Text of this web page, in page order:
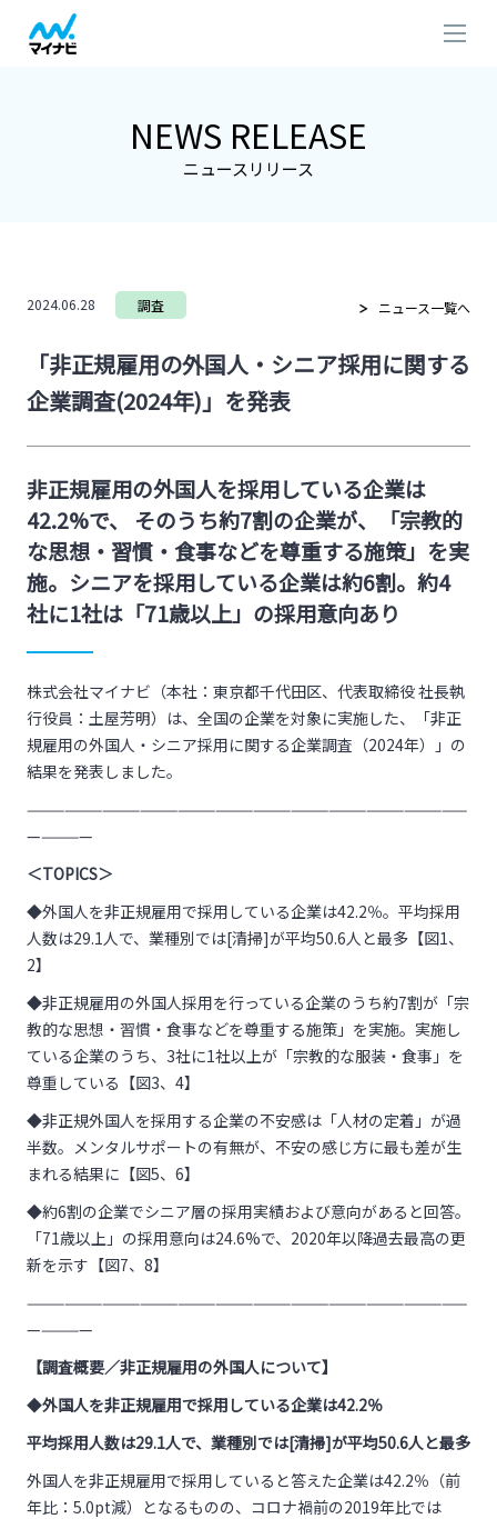
NEWS RELEASE
ニュースリリース
2024.06.28 調査 ニュース一覧へ
「非正規雇用の外国人・シニア採用に関する
企業調査(2024年)」を発表
非正規雇用の外国人を採用している企業は
42.2%で、 そのうち約7割の企業が、「宗教的
な思想・習慣・食事などを尊重する施策」を実
施。シニアを採用している企業は約6割。約4
社に1社は「71歳以上」の採用意向あり
株式会社マイナビ（本社：東京都千代田区、代表取締役 社長執
行役員：土屋芳明）は、全国の企業を対象に実施した、「非正
規雇用の外国人・シニア採用に関する企業調査（2024年）」の
結果を発表しました。
———————————————————————————————————
—————
＜TOPICS＞
◆外国人を非正規雇用で採用している企業は42.2％。平均採用
人数は29.1人で、業種別では[清掃]が平均50.6人と最多【図1、
2】
◆非正規雇用の外国人採用を行っている企業のうち約7割が「宗
教的な思想・習慣・食事などを尊重する施策」を実施。実施し
ている企業のうち、3社に1社以上が「宗教的な服装・食事」を
尊重している【図3、4】
◆非正規外国人を採用する企業の不安感は「人材の定着」が過
半数。メンタルサポートの有無が、不安の感じ方に最も差が生
まれる結果に【図5、6】
◆約6割の企業でシニア層の採用実績および意向があると回答。
「71歳以上」の採用意向は24.6%で、2020年以降過去最高の更
新を示す【図7、8】
———————————————————————————————————
—————
【調査概要／非正規雇用の外国人について】
◆外国人を非正規雇用で採用している企業は42.2％
平均採用人数は29.1人で、業種別では[清掃]が平均50.6人と最多
外国人を非正規雇用で採用していると答えた企業は42.2％（前
年比：5.0pt減）となるものの、コロナ禍前の2019年比では